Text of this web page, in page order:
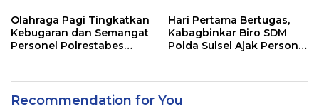
Masyarakat
Olahraga Pagi Tingkatkan
Kebugaran dan Semangat
Personel Polrestabes
Hari Pertama Bertugas,
Kabagbinkar Biro SDM
Polda Sulsel Ajak Personel
Recommendation for You